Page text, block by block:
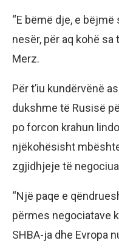
“E bëmë dje, e
nesër, për aq kohë
Merz.
Për t’iu kundërvënë
dukshme të Rusisë
po forcon krahun
njëkohësisht
zgjidhjeje të
“Një paqe e
përmes negociatave
SHBA-ja dhe Evropa